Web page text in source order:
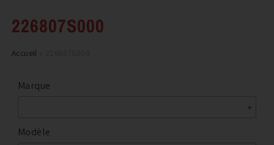
226807S000
Accueil
Marque
Modèle